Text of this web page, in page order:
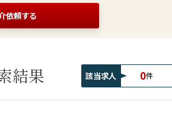
依頼する
結果 該当求人 0件